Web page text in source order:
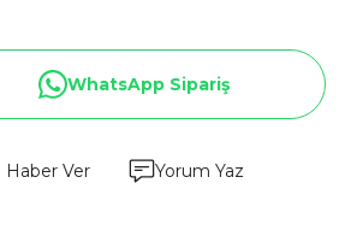
WhatsApp Sipariş
Haber Ver Yorum Yaz